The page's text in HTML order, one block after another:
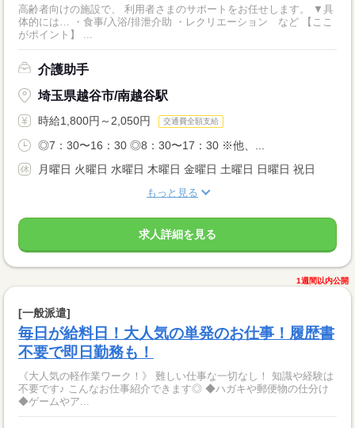
高齢者向けの施設で、 利用者さまのサポートをお任せします。 ▼具
体的には… ・食事/入浴/排泄介助 ・レクリエーション など 【ここ
がポイント】 ...
介護助手
埼玉県越谷市/南越谷駅
時給1,800円～2,050円 交通費全額支給
◎7：30〜16：30 ◎8：30〜17：30 ※他、...
月曜日 火曜日 水曜日 木曜日 金曜日 土曜日 日曜日 祝日
もっと見る
求人詳細を見る
1週間以内公開
[一般派遣]
毎日が給料日！大人気の単発のお仕事！履歴書
不要で即日勤務も！
《大人気の軽作業ワーク！》 難しい仕事な一切なし！ 知識や経験は
不要です♪ こんなお仕事紹介できます◎ ◆ハガキや郵便物の仕分け
◆ゲームやア...